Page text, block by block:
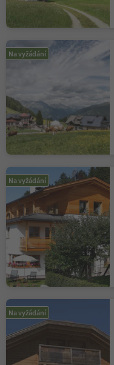
Na vyžádání
Na vyžádání
Na vyžádání